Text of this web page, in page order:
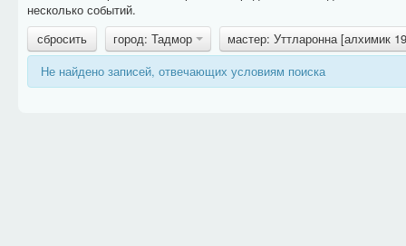
несколько событий.
сбросить
город: Тадмор
мастер: Уттларонна [алхимик
Не найдено записей, отвечающих условиям поиска